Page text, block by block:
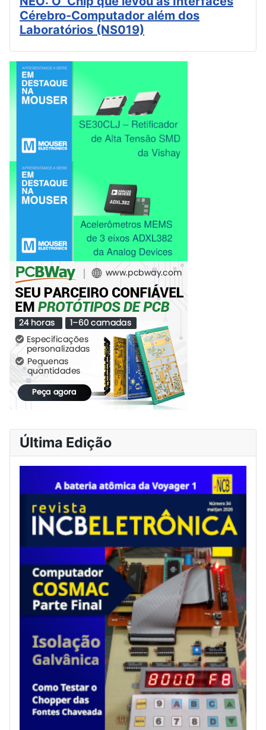
Cérebro-Computador além dos
Laboratórios (NS019)
Última Edição